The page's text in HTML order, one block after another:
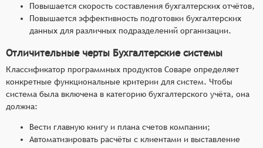
Повышается скорость составления бухгалтерских отчётов,
Повышается эффективность подготовки бухгалтерских
данных для различных подразделений организации.
Отличительные черты Бухгалтерские системы
Классификатор программных продуктов Соваре определяет
конкретные функциональные критерии для систем. Чтобы
система была включена в категорию бухгалтерского учёта, она
должна:
Вести главную книгу и плана счетов компании;
Автоматизировать расчёты с клиентами и выставление